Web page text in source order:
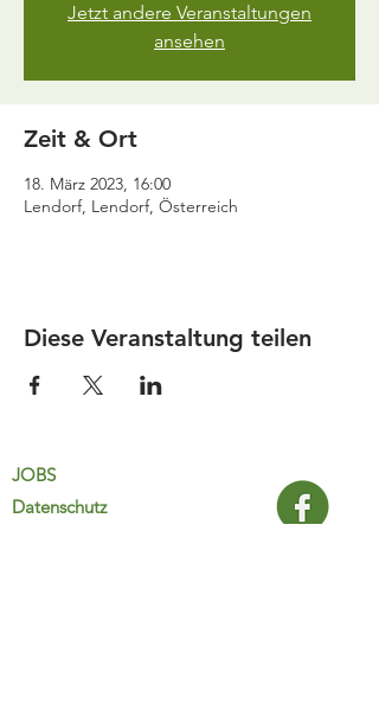
Jetzt andere Veranstaltungen
ansehen
Zeit & Ort
18. März 2023, 16:00
Lendorf, Lendorf, Österreich
Diese Veranstaltung teilen
JOBS
Datenschutz